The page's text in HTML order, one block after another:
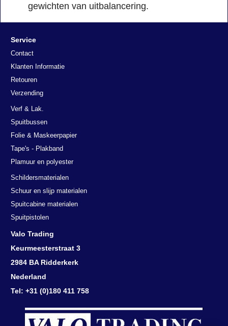
gewichten van uitbalancering.
Service
Contact
Klanten Informatie
Retouren
Verzending
Verf & Lak.
Spuitbussen
Folie & Maskeerpapier
Tape's - Plakband
Plamuur en polyester
Schildersmaterialen
Schuur en slijp materialen
Spuitcabine materialen
Spuitpistolen
Valo Trading
Keurmeesterstraat 3
2984 BA Ridderkerk
Nederland
Tel: +31 (0)180 411 758